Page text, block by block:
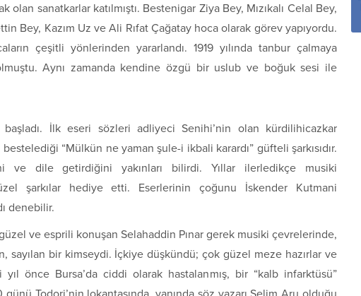
olan sanatkarlar katılmıştı. Bestenigar Ziya Bey, Mızıkalı Celal Bey,
Bey, Kazım Uz ve Ali Rıfat Çağatay hoca olarak görev yapıyordu.
çeşitli yönlerinden yararlandı. 1919 yılında tanbur çalmaya
Aynı zamanda kendine özgü bir uslub ve boğuk sesi ile
başladı. İlk eseri sözleri adliyeci Senihi’nin olan kürdilihicazkar
“Mülkün ne yaman şule-i ikbali karardı” güfteli şarkısıdır.
ve dile getirdiğini yakınları bilirdi. Yıllar ilerledikçe musiki
şarkılar hediye etti. Eserlerinin çoğunu İskender Kutmani
denebilir.
ve esprili konuşan Selahaddin Pınar gerek musiki çevrelerinde,
sayılan bir kimseydi. İçkiye düşkündü; çok güzel meze hazırlar ve
önce Bursa’da ciddi olarak hastalanmış, bir “kalb infarktüsü”
Sana Dün Bir
İstanbul
Sana Nerden Gönül
Hatırla Ey Gönül Hoş